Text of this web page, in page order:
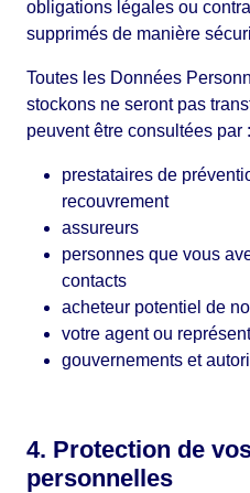
obligations légales ou
supprimés de manière
Toutes les Données
stockons ne seront pas
peuvent être consultées par :
prestataires de
recouvrement
assureurs
personnes que vous
contacts
acheteur potentiel de
votre agent ou
gouvernements et
4. Protection de
personnelles